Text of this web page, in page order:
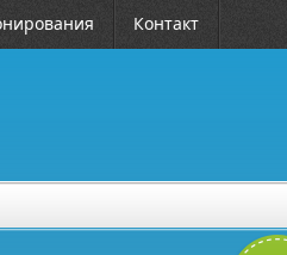
Контакт